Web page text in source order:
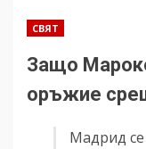
СВЯТ
Защо
оръжие
Мадрид